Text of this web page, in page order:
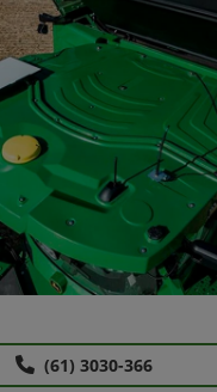
(61) 3030-366